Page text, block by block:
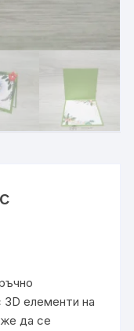
3D елементи на
да се